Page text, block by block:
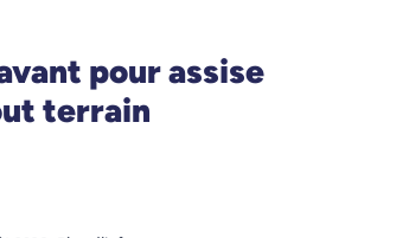
pour assise
terrain